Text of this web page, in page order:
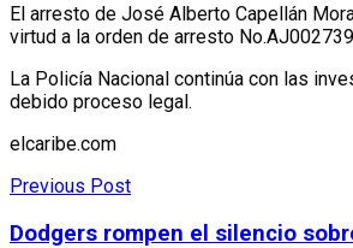
El arresto de José Alberto Capellán
virtud a la orden de arresto
La Policía Nacional continúa con las
debido proceso legal.
elcaribe.com
Previous Post
Dodgers rompen el silencio